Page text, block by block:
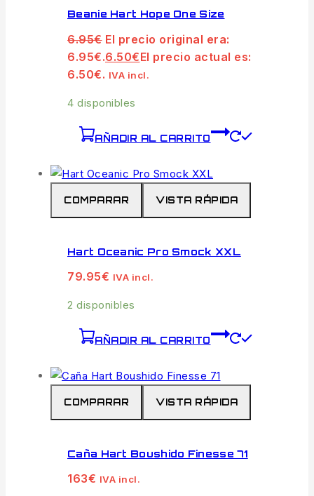
Beanie Hart Hope One Size
6.95€ El precio original era:
6.95€.6.50€El precio actual es:
6.50€. IVA incl.
4 disponibles
AÑADIR AL CARRITO
COMPARAR VISTA RÁPIDA
Hart Oceanic Pro Smock XXL
79.95€ IVA incl.
2 disponibles
AÑADIR AL CARRITO
COMPARAR VISTA RÁPIDA
Caña Hart Boushido Finesse 71
163€ IVA incl.